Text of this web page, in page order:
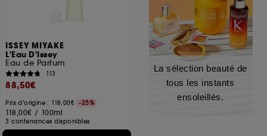
ISSEY MIYAKE
L'Eau D'Issey
Eau de Parfum
113
88,50€
Prix d'origine : 118,00€ -25%
118,00€ / 100ml
3 contenances disponibles
La sélection beauté de
tous les instants
ensoleillés.